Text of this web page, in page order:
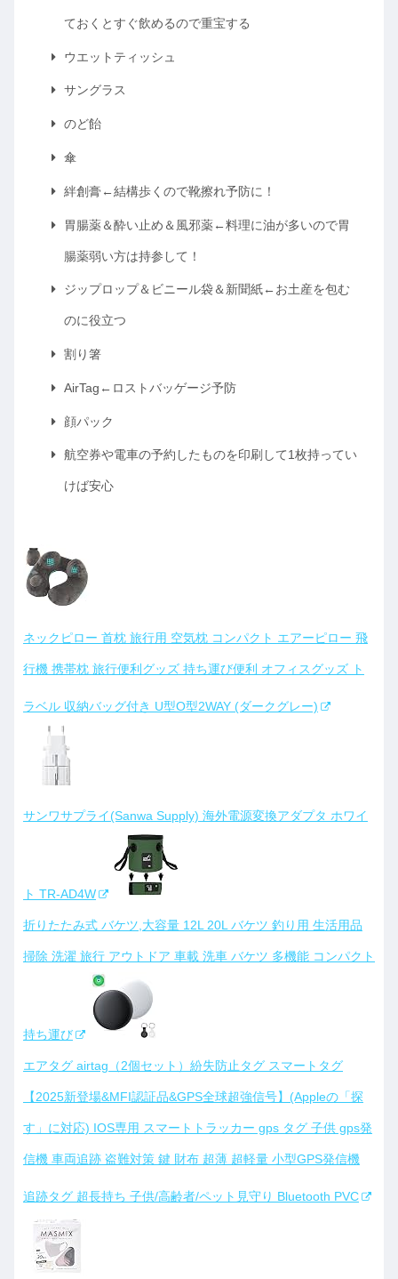
ておくとすぐ飲めるので重宝する
ウエットティッシュ
サングラス
のど飴
傘
絆創膏←結構歩くので靴擦れ予防に！
胃腸薬＆酔い止め＆風邪薬←料理に油が多いので胃
腸薬弱い方は持参して！
ジップロップ＆ビニール袋＆新聞紙←お土産を包む
のに役立つ
割り箸
AirTag←ロストバッゲージ予防
顔パック
航空券や電車の予約したものを印刷して1枚持ってい
けば安心
ネックピロー 首枕 旅行用 空気枕 コンパクト エアーピロー 飛
行機 携帯枕 旅行便利グッズ 持ち運び便利 オフィスグッズ ト
ラベル 収納バッグ付き U型O型2WAY (ダークグレー)
サンワサプライ(Sanwa Supply) 海外電源変換アダプタ ホワイ
ト TR-AD4W
折りたたみ式 バケツ,大容量 12L 20L バケツ 釣り用 生活用品
掃除 洗濯 旅行 アウトドア 車載 洗車 バケツ 多機能 コンパクト
持ち運び
エアタグ airtag（2個セット）紛失防止タグ スマートタグ
【2025新登場&MFI認証品&GPS全球超強信号】(Appleの「探
す」に対応) IOS専用 スマートトラッカー gps タグ 子供 gps発
信機 車両追跡 盗難対策 鍵 財布 超薄 超軽量 小型GPS発信機
追跡タグ 超長持ち 子供/高齢者/ペット見守り Bluetooth PVC